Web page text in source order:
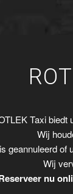
Taxi biedt
Wij
geannuleerd of
Wij
nu